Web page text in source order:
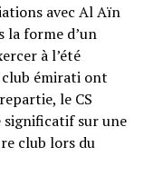
avec Al Aïn
la forme d’un
à l’été
émirati ont
le CS
significatif sur une
club lors du